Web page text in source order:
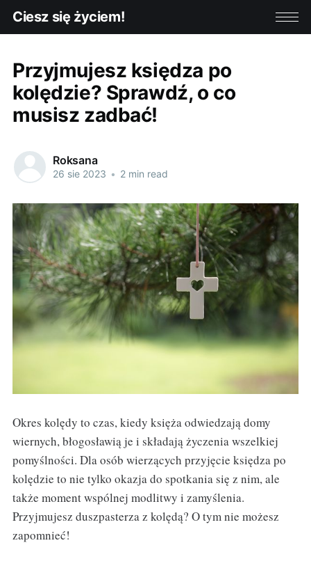
Ciesz się życiem!
Przyjmujesz księdza po
kolędzie? Sprawdź, o co
musisz zadbać!
Roksana
26 sie 2023 • 2 min read
Okres kolędy to czas, kiedy księża odwiedzają domy
wiernych, błogosławią je i składają życzenia wszelkiej
pomyślności. Dla osób wierzących przyjęcie księdza po
kolędzie to nie tylko okazja do spotkania się z nim, ale
także moment wspólnej modlitwy i zamyślenia.
Przyjmujesz duszpasterza z kolędą? O tym nie możesz
zapomnieć!